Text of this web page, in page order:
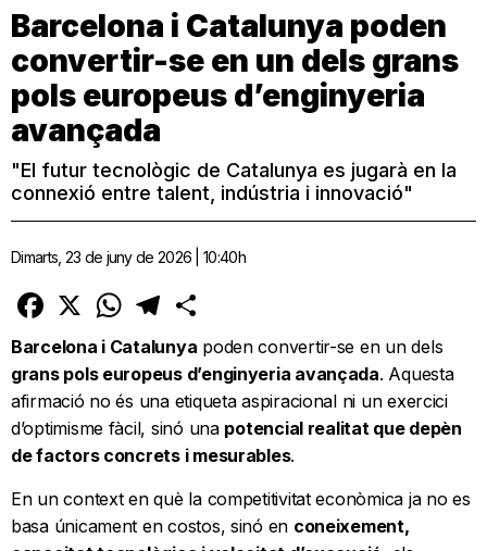
Barcelona i Catalunya poden
convertir-se en un dels grans
pols europeus d’enginyeria
avançada
"El futur tecnològic de Catalunya es jugarà en la
connexió entre talent, indústria i innovació"
Dimarts, 23 de juny de 2026 | 10:40h
Facebook
X WhatsAppTelegram
Barcelona i Catalunya poden convertir-se en un dels
grans pols europeus d’enginyeria avançada. Aquesta
afirmació no és una etiqueta aspiracional ni un exercici
d’optimisme fàcil, sinó una potencial realitat que depèn
de factors concrets i mesurables.
En un context en què la competitivitat econòmica ja no es
basa únicament en costos, sinó en coneixement,